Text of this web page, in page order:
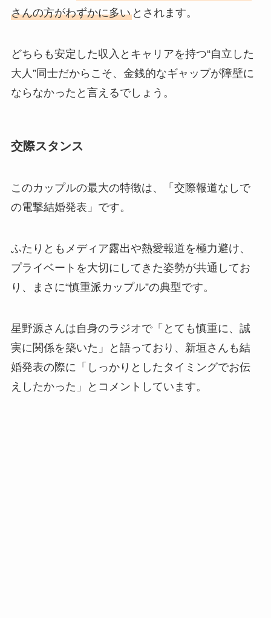
さんの方がわずかに多いとされます。
どちらも安定した収入とキャリアを持つ“自立した
大人”同士だからこそ、金銭的なギャップが障壁に
ならなかったと言えるでしょう。
交際スタンス
このカップルの最大の特徴は、「交際報道なしで
の電撃結婚発表」です。
ふたりともメディア露出や熱愛報道を極力避け、
プライベートを大切にしてきた姿勢が共通してお
り、まさに“慎重派カップル”の典型です。
星野源さんは自身のラジオで「とても慎重に、誠
実に関係を築いた」と語っており、新垣さんも結
婚発表の際に「しっかりとしたタイミングでお伝
えしたかった」とコメントしています。